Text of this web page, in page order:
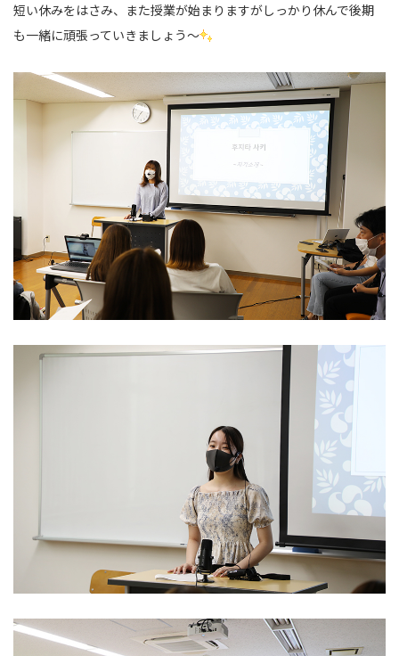
短い休みをはさみ、また授業が始まりますがしっかり休んで後期
も一緒に頑張っていきましょう～